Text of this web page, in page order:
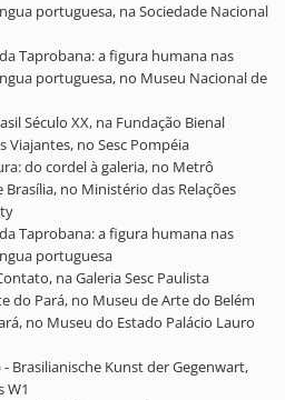
portuguesa, na Sociedade Nacional
da Taprobana: a figura humana nas
portuguesa, no Museu Nacional de
Século XX, na Fundação Bienal
Viajantes, no Sesc Pompéia
do cordel à galeria, no Metrô
Brasília, no Ministério das Relações
da Taprobana: a figura humana nas
portuguesa
na Galeria Sesc Paulista
do Pará, no Museu de Arte do Belém
no Museu do Estado Palácio Lauro
Brasilianische Kunst der Gegenwart,
W1